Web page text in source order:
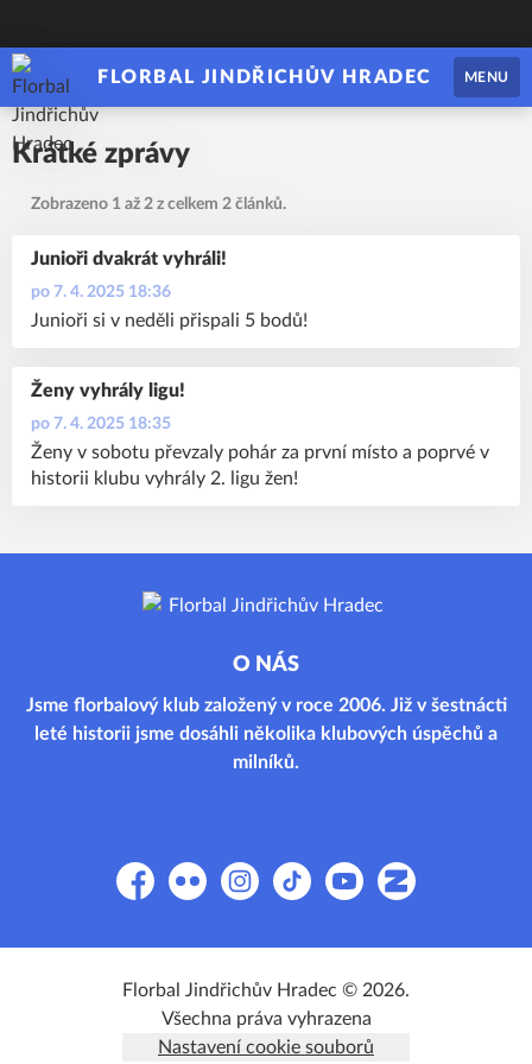
FLORBAL JINDŘICHŮV HRADEC MENU
Krátké zprávy
Zobrazeno 1 až 2 z celkem 2 článků.
po 7. 4. 2025 18:36
Junioři dvakrát vyhráli!
Junioři si v neděli přispali 5 bodů!
po 7. 4. 2025 18:35
Ženy vyhrály ligu!
Ženy v sobotu převzaly pohár za první místo a poprvé v
historii klubu vyhrály 2. ligu žen!
O NÁS
Jsme florbalový klub založený v roce 2006. Již v šestnácti
leté historii jsme dosáhli několika klubových úspěchů a
milníků.
FacebookFlickr Instagram
TikTok YouTubeZonerama
Florbal Jindřichův Hradec © 2026.
Všechna práva vyhrazena
Nastavení cookie souborů